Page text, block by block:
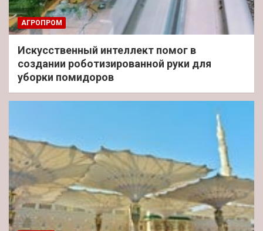
АГРОПРОМ
Искусственный интеллект помог в
создании роботизированной руки для
уборки помидоров